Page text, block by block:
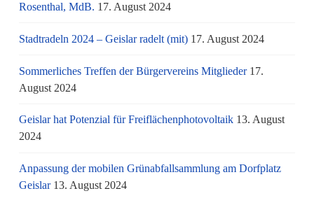
Rosenthal, MdB. 17. August 2024
Stadtradeln 2024 – Geislar radelt (mit) 17. August 2024
Sommerliches Treffen der Bürgervereins Mitglieder 17.
August 2024
Geislar hat Potenzial für Freiflächenphotovoltaik 13. August
2024
Anpassung der mobilen Grünabfallsammlung am Dorfplatz
Geislar 13. August 2024